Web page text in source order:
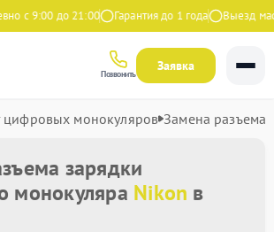
с 9:00 до 21:00 Гарантия до 1 года Выезд
Позвонить
Заявка
цифровых монокуляров Замена разъема
зарядки
монокуляра Nikon в